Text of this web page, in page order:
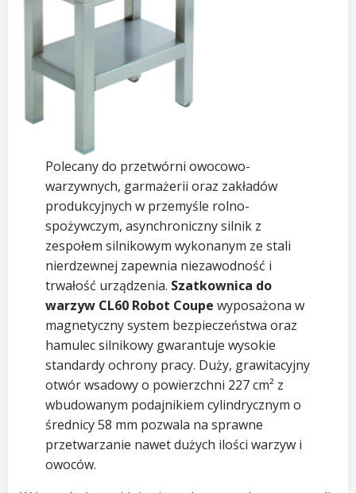
Polecany do przetwórni owocowo-
warzywnych, garmażerii oraz zakładów
produkcyjnych w przemyśle rolno-
spożywczym, asynchroniczny silnik z
zespołem silnikowym wykonanym ze stali
nierdzewnej zapewnia niezawodność i
trwałość urządzenia. Szatkownica do
warzyw CL60 Robot Coupe wyposażona w
magnetyczny system bezpieczeństwa oraz
hamulec silnikowy gwarantuje wysokie
standardy ochrony pracy. Duży, grawitacyjny
otwór wsadowy o powierzchni 227 cm² z
wbudowanym podajnikiem cylindrycznym o
średnicy 58 mm pozwala na sprawne
przetwarzanie nawet dużych ilości warzyw i
owoców.